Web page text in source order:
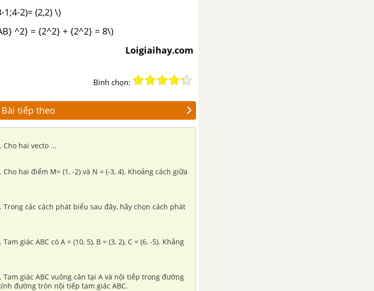
2)= (2,2) \)
^2} = {2^2} + {2^2} = 8\)
Loigiaihay.com
Bình chọn:
Bài tiếp theo
Cho hai vecto ...
hai điểm M= (1, -2) và N = (-3, 4). Khoảng cách giữa
Trong các cách phát biểu sau đây, hãy chọn cách phát
giác ABC có A = (10, 5), B = (3, 2), C = (6, -5). Khẳng
Tam giác ABC vuông cân tại A và nội tiếp trong đường
đường tròn nội tiếp tam giác ABC.